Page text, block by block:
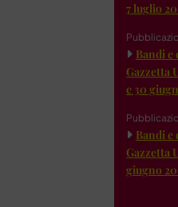
7 luglio
Bandi e
Gazzetta
e 30
Bandi
Gazzetta
giugno